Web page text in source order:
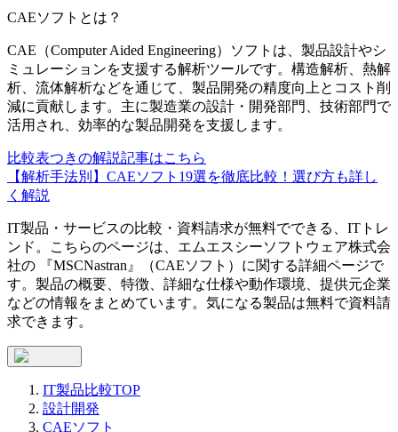
CAEソフト とは？
CAE（Computer Aided Engineering）ソフトは、製品設計やシ
ミュレーションを支援する解析ツールです。構造解析、熱解
析、流体解析などを通じて、製品開発の精度向上とコスト削
減に貢献します。主に製造業の設計・開発部門、技術部門で
活用され、効率的な製品開発を支援します。
比較表つきの解説記事はこちら
【解析手法別】CAEソフト19選を徹底比較！選び方も詳し
く解説
IT製品・サービスの比較・資料請求が無料でできる、ITトレ
ンド。こちらのページは、 エムエスシーソフトウェア株式会
社の 『MSCNastran 』（CAEソフト ）に関する詳細ページで
す。製品の概要、特徴、詳細な仕様や動作環境、提供元企業
などの情報をまとめています。気になる製品は無料で資料請
求できます。
IT製品比較TOP
設計開発
CAEソフト